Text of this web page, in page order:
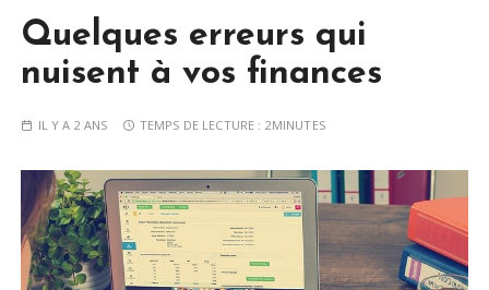
Quelques erreurs qui
nuisent à vos finances
IL Y A 2 ANS TEMPS DE LECTURE : 2MINUTES